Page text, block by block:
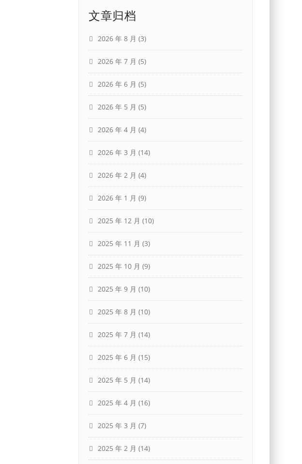
文章归档
2026 年 8 月 (3)
2026 年 7 月 (5)
2026 年 6 月 (5)
2026 年 5 月 (5)
2026 年 4 月 (4)
2026 年 3 月 (14)
2026 年 2 月 (4)
2026 年 1 月 (9)
2025 年 12 月 (10)
2025 年 11 月 (3)
2025 年 10 月 (9)
2025 年 9 月 (10)
2025 年 8 月 (10)
2025 年 7 月 (14)
2025 年 6 月 (15)
2025 年 5 月 (14)
2025 年 4 月 (16)
2025 年 3 月 (7)
2025 年 2 月 (14)